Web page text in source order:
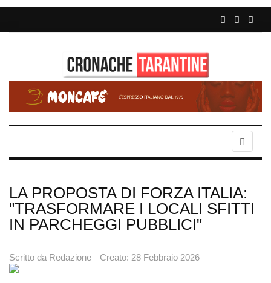
LA PROPOSTA DI FORZA ITALIA:
"TRASFORMARE I LOCALI SFITTI
IN PARCHEGGI PUBBLICI"
Scritto da Redazione Creato: 28 Febbraio 2026